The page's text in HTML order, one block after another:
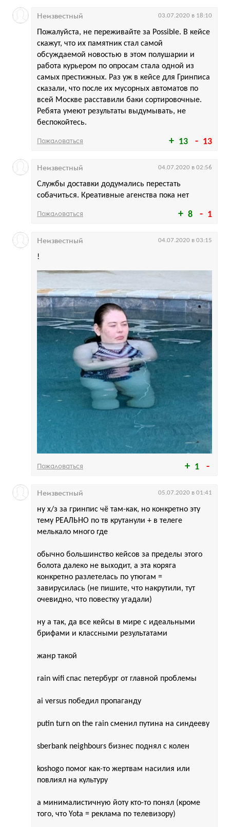
13 13
Пожалуйста, не переживайте за Possible. В кейсе
скажут, что их памятник стал самой
обсуждаемой новостью в этом полушарии и
работа курьером по опросам стала одной из
самых престижных. Раз уж в кейсе для Гринписа
сказали, что после их мусорных автоматов по
всей Москве расставили баки сортировочные.
Ребята умеют результаты выдумывать, не
беспокойтесь.
Неизвестный 03.07.2020 в 18:10
Пожаловаться
8 1
Службы доставки додумались перестать
собачиться. Креативные агенства пока нет
Неизвестный 04.07.2020 в 02:56
Пожаловаться
1
!
Неизвестный 04.07.2020 в 03:15
Пожаловаться
ну х/з за гринпис чё там-как, но конкретно эту
тему РЕАЛЬНО по тв крутанули + в телеге
мелькало много где
обычно большинство кейсов за пределы этого
болота далеко не выходит, а эта коряга
конкретно разлетелась по утюгам =
завирусилась (не пишите, что накрутили, тут
очевидно, что повестку угадали)
ну а так, да все кейсы в мире с идеальными
брифами и классными результатами
жанр такой
rain wifi спас петербург от главной проблемы
ai versus победил пропаганду
putin turn on the rain сменил путина на синдееву
sberbank neighbours бизнес поднял с колен
koshogo помог как-то жертвам насилия или
повлиял на культуру
а минималистичную йоту кто-то понял (кроме
того, что Yota = реклама по телевизору)
Неизвестный 05.07.2020 в 01:41